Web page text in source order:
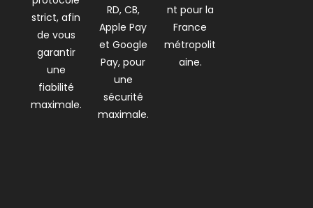
strict, afin
de vous
garantir
une
fiabilité
maximale.
RD, CB,
Apple Pay
et Google
Pay, pour
une
sécurité
maximale.
nt pour la
France
métropolit
aine.